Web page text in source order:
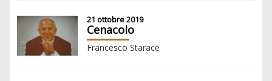
21 ottobre 2019
Cenacolo
Francesco Starace